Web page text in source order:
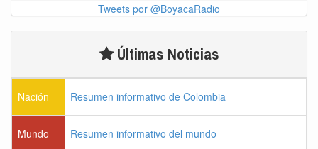
Tweets por @BoyacaRadio
Últimas Noticias
Nación Resumen informativo de Colombia
Mundo Resumen informativo del mundo